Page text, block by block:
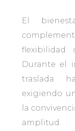
El
flexibilidad
Durante el
traslada
exigiendo
la
amplitud.